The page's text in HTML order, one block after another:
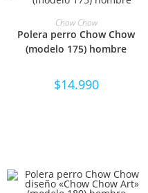
SELECCIONAR OPCIONES
Chow Chow
Polera perro Chow Chow
(modelo 175) hombre
$14.990